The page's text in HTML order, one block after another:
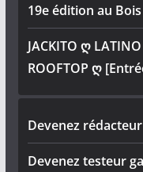
19e édition au
JACKITO ღ
ROOFTOP ღ
Devenez rédacteur
Devenez testeur